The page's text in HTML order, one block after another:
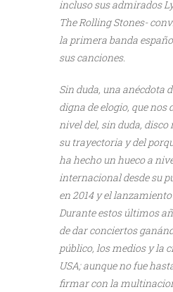
incluso sus admirados
The Rolling Stones-
la primera banda
sus canciones.
Sin duda, una anécdota
digna de elogio, que nos
nivel del, sin duda,
su trayectoria y del
ha hecho un hueco a
internacional desde su
en 2014 y el
Durante estos últimos
de dar conciertos
público, los medios y la
USA; aunque no fue
firmar con la